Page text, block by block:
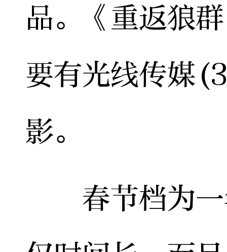
品。《重返狼
要有光线传媒
影。
春节档为一